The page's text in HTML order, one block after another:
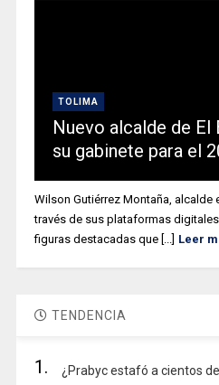
TOLIMA
Nuevo alcalde de El
su gabinete para el
Wilson Gutiérrez Montaña, alcalde
través de sus plataformas
figuras destacadas que [...]
Leer
TENDENCIA
1. ¿Prabyc estafó a cientos